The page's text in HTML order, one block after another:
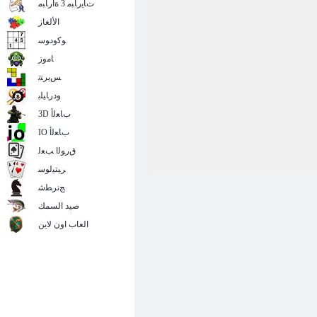
ﺕﺎﻳﺭﺎﺒﻣ 3 ﺓﺍﺭﺎﺒﻣ
الألغاز
ﻮﻛﻭﺩﻮﺳ
ﺎﻣﻭﺯ
ﺲﻳﺮﺘﺗ
ﻭﺩﺭﺎﻴﻠﺑ
3D ﺏﺎﻌﻟﺃ
IO ﺏﺎﻌﻟﺃ
ﻕﺭﻮﻟﺍ ﺐﻌﻟ
ﺮﻴﺘﻴﻟﻮﺳ
ﺞﻧﺮﻄﺷ
صيد السمك
العاب اون لاين